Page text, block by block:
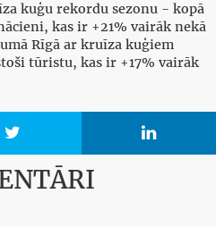
kuģu rekordu sezonu - kopā
kas ir +21% vairāk nekā
Rīgā ar kruīza kuģiem
tūristu, kas ir +17% vairāk
 